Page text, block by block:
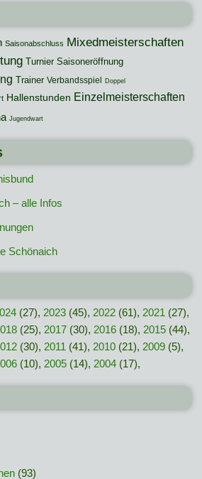
Saisonabschluss Mixedmeisterschaften
Turnier Saisoneröffnung
Trainer Verbandsspiel Doppel
Hallenstunden Einzelmeisterschaften
Jugendwart
– alle Infos
Schönaich
(27), 2023 (45), 2022 (61), 2021 (27),
(25), 2017 (30), 2016 (18), 2015 (44),
(30), 2011 (41), 2010 (21), 2009 (5),
(10), 2005 (14), 2004 (17),
(93)